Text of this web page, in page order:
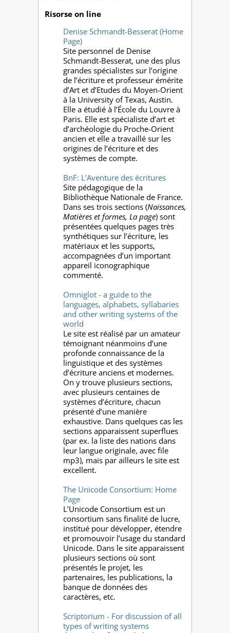
Risorse on line
Denise Schmandt-Besserat (Home
Page)
Site personnel de Denise
Schmandt-Besserat, une des plus
grandes spécialistes sur l’origine
de l’écriture et professeur émérite
d’Art et d’Etudes du Moyen-Orient
à la University of Texas, Austin.
Elle a étudié à l’École du Louvre à
Paris. Elle est spécialiste d’art et
d’archéologie du Proche-Orient
ancien et elle a travaillé sur les
origines de l’écriture et des
systèmes de compte.
BnF: L'Aventure des écritures
Site pédagogique de la
Bibliothèque Nationale de France.
Dans ses trois sections (Naissances,
Matières et formes, La page) sont
présentées quelques pages très
synthétiques sur l’écriture, les
matériaux et les supports,
accompagnées d’un important
appareil iconographique
commenté.
Omniglot - a guide to the
languages, alphabets, syllabaries
and other writing systems of the
world
Le site est réalisé par un amateur
témoignant néanmoins d’une
profonde connaissance de la
linguistique et des systèmes
d’écriture anciens et modernes.
On y trouve plusieurs sections,
avec plusieurs centaines de
systèmes d’écriture, chacun
présenté d’une manière
exhaustive. Dans quelques cas les
sections apparaissent superflues
(par ex. la liste des nations dans
leur langue originale, avec file
mp3), mais par ailleurs le site est
excellent.
The Unicode Consortium: Home
Page
L’Unicode Consortium est un
consortium sans finalité de lucre,
institué pour développer, étendre
et promouvoir l’usage du standard
Unicode. Dans le site apparaissent
plusieurs sections où sont
présentés le projet, les
partenaires, les publications, la
banque de données des
caractères, etc.
Scriptorium - For discussion of all
types of writing systems